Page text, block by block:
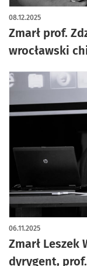
Zmarł prof.
wrocławski
08.12.2025
Zmarł
dyrygent,
06.11.2025